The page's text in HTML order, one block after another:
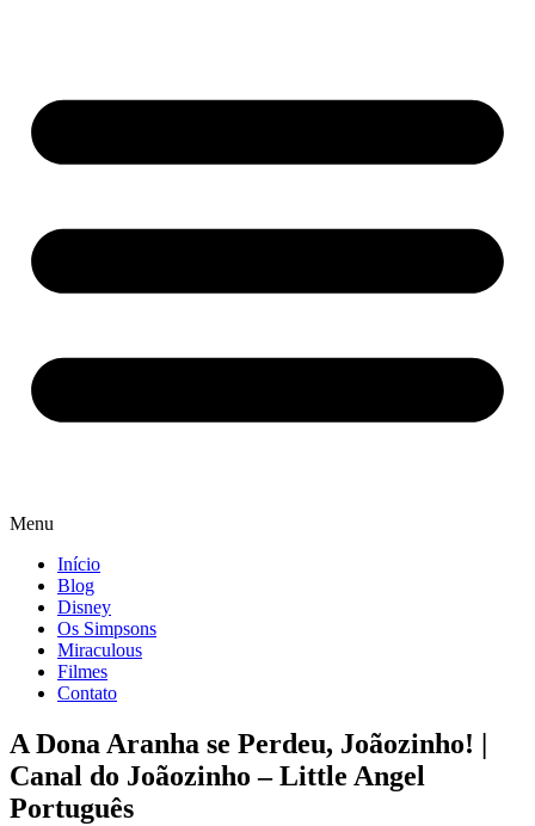
Menu
Início
Blog
Disney
Os Simpsons
Miraculous
Filmes
Contato
A Dona Aranha se Perdeu, Joãozinho! |
Canal do Joãozinho – Little Angel
Português